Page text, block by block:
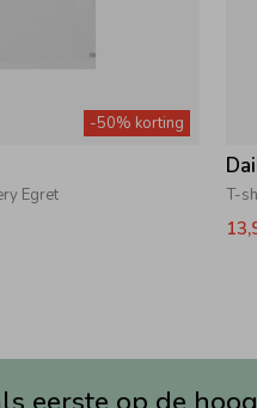
-50% korting
Egret T-